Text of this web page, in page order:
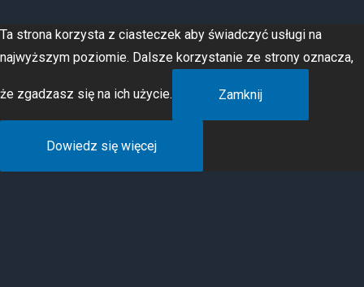
Ta strona korzysta z ciasteczek aby świadczyć usługi na
najwyższym poziomie. Dalsze korzystanie ze strony oznacza,
że zgadzasz się na ich użycie. Zamknij
Dowiedz się więcej